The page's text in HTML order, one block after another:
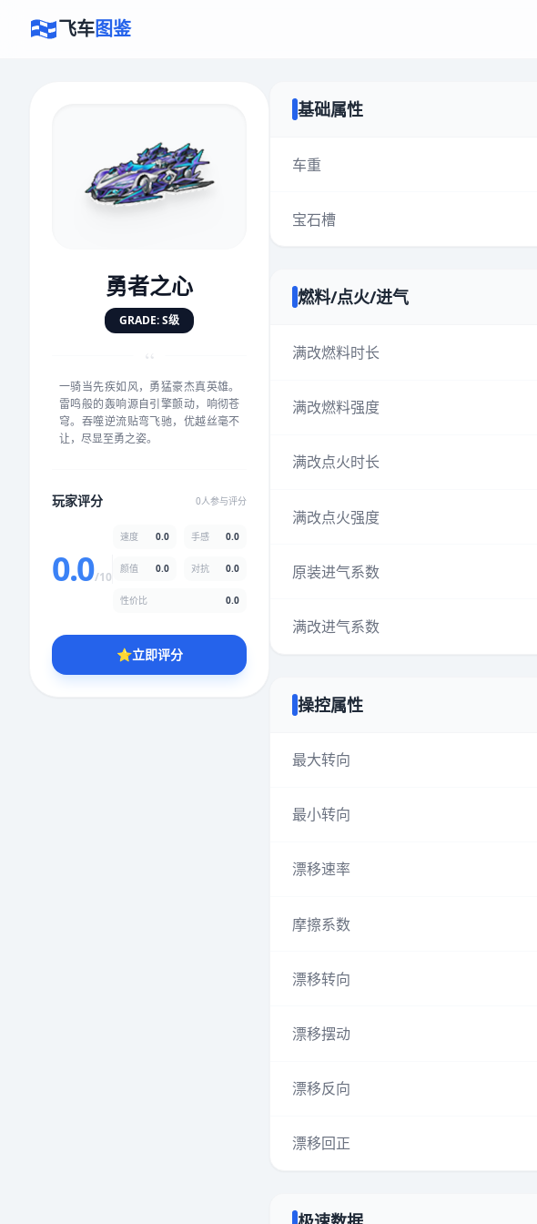
飞车图鉴
勇者之心
GRADE: S级
“
一骑当先疾如风，勇猛豪杰真英雄。
雷鸣般的轰响源自引擎颤动，响彻苍
穹。吞噬逆流贴弯飞驰，优越丝毫不
让，尽显至勇之姿。
玩家评分 0人参与评分
0.0/10
速度 0.0 手感 0.0
颜值 0.0 对抗 0.0
性价比 0.0
⭐立即评分
基础属性
车重
宝石槽
燃料/点火/进气
满改燃料时长
满改燃料强度
满改点火时长
满改点火强度
原装进气系数
满改进气系数
操控属性
最大转向
最小转向
漂移速率
摩擦系数
漂移转向
漂移摆动
漂移反向
漂移回正
评价赛车
5.0分
对抗
★★★★★★
手感 5.0分
★★★★★★★★★
性价比 5.0分
★★★ ★★
* 综合评分为玩家评分结果，速度占比0%，手感占比0%，对抗占比